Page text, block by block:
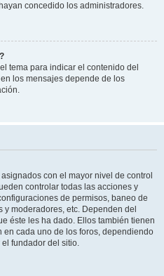
concedido los administradores.
tema para indicar el contenido del
los mensajes depende de los
con el mayor nivel de control
controlar todas las acciones y
de permisos, baneo de
moderadores, etc. Dependen del
éste les ha dado. Ellos también tienen
cada uno de los foros, dependiendo
fundador del sitio.